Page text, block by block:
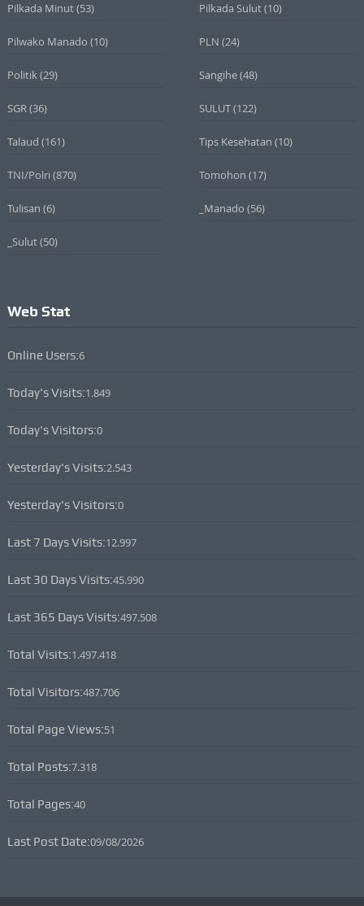
Pilkada Minut(53) Pilkada Sulut(10)
Pilwako Manado (10) PLN (24)
Politik(29) Sangihe(48)
SGR(36) SULUT(122)
Talaud (161) Tips Kesehatan (10)
TNI/Polri (870) Tomohon (17)
Tulisan (6) _Manado (56)
_Sulut(50)
Web Stat
Online Users:6
Today's Visits:1.849
Today's Visitors:0
Yesterday's Visits:2.543
Yesterday's Visitors:0
Last 7 Days Visits:12.997
Last 30 Days Visits:45.990
Last 365 Days Visits:497.508
Total Visits:1.497.418
Total Visitors:487.706
Total Page Views:51
Total Posts:7.318
Total Pages:40
Last Post Date:09/08/2026